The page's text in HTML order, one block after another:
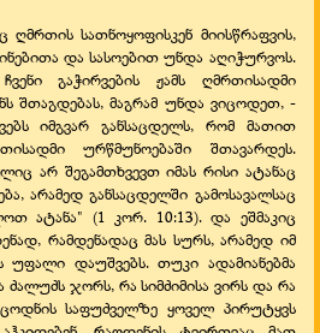
სათნოყოფისკენ მიისწრაფვის,
და სასოებით უნდა აღიჭურვოს.
გაჭირვების ჟამს ღმრთისადმი
შთაგდებას, მაგრამ უნდა ვიცოდეთ, -
იმგვარ განსაცდელს, რომ მათით
ურწმუნოებაში შთავარდეს.
არ შეგამთხვევთ იმას რისი ატანაც
არამედ განსაცდელში გამოსავალსაც
ატანა" (1 კორ. 10:13). და ეშმაკიც
რამდენადაც მას სურს, არამედ იმ
დაუშვებს. თუკი ადამიანებმა
ძალუძს ჯორს, რა სიმძიმისა ვირს და რა
საფუძველზე ყოველ პირუტყვს